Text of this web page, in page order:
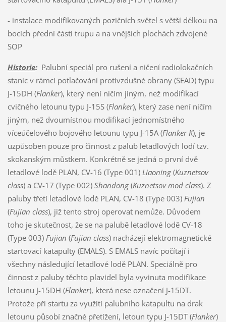
- instalace modifikovaných pozičních světel s větší délkou na
bocích přední části trupu a na vnějších plochách zdvojené
SOP
Historie:Palubní speciál pro rušení a ničení radiolokačních
stanic v rámci potlačování protivzdušné obrany (SEAD) typu
J-15DH (Flanker), který není ničím jiným, než modifikací
cvičného letounu typu J-15S (Flanker), který zase není ničím
jiným, než dvoumístnou modifikací jednomístného
víceúčelového bojového letounu typu J-15A (Flanker K), je
uzpůsoben pouze pro činnost z palub letadlových lodí tzv.
skokanským můstkem. Konkrétně se jedná o první dvě
letadlové lodě PLAN, CV-16 (Type 001) Liaoning (Kuznetsov
class) a CV-17 (Type 002) Shandong (Kuznetsov mod class). Z
paluby třetí letadlové lodě PLAN, CV-18 (Type 003) Fujian
(Fujian class), již tento stroj operovat nemůže. Důvodem
toho je skutečnost, že se na palubě letadlové lodě CV-18
(Type 003) Fujian (Fujian class) nacházejí elektromagnetické
startovací katapulty (EMALS). S EMALS navíc počítají i
všechny následující letadlové lodě PLAN. Speciálně pro
činnost z paluby těchto plavidel byla vyvinuta modifikace
letounu J-15DH (Flanker), která nese označení J-15DT.
Protože při startu za využití palubního katapultu na drak
letounu působí značné přetížení, letoun typu J-15DT (Flanker)